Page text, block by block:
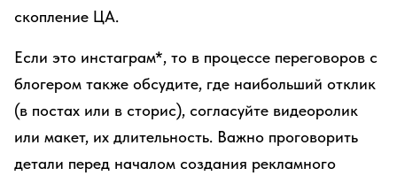
скопление ЦА.
Если это инстаграм*, то в процессе переговоров с
блогером также обсудите, где наибольший отклик
(в постах или в сторис), согласуйте видеоролик
или макет, их длительность. Важно проговорить
детали перед началом создания рекламного